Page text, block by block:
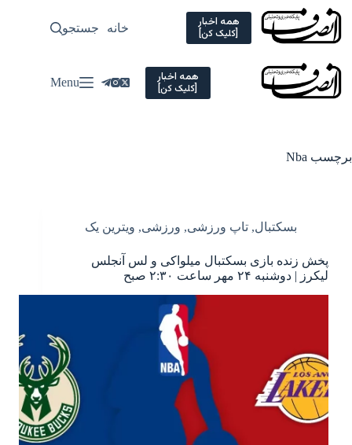
Skip
content
همه اخبار
[کلیک کن] خانه سیاسی
جستجو
همه اخبار
[کلیک کن] Menu
برچسب
بسکتبال, تاپ ورزشی, ورزشی, ویترین یک
پخش زنده بازی بسکتبال میلواکی و لس آنجلس
لیکرز | دوشنبه ۲۴ مهر ساعت ۲:۳۰ صبح